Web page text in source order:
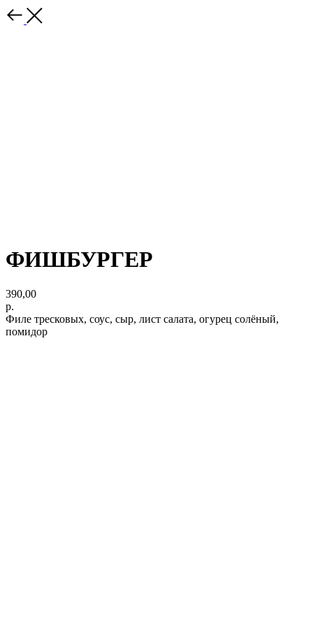
ФИШБУРГЕР
390,00
р.
Филе тресковых, соус, сыр, лист салата, огурец солёный,
помидор